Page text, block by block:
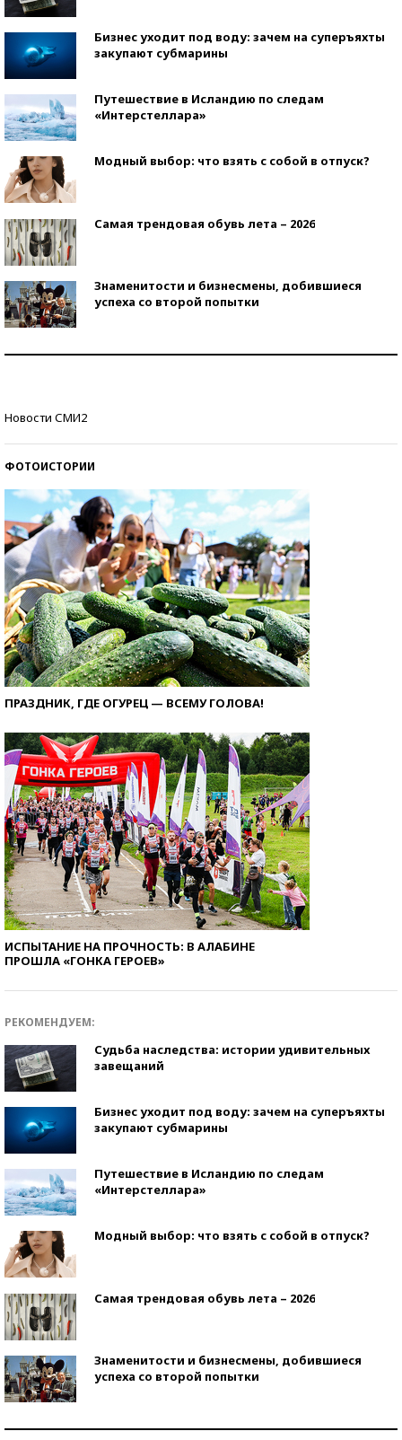
Бизнес уходит под воду: зачем на суперъяхты
закупают субмарины
Путешествие в Исландию по следам
«Интерстеллара»
Модный выбор: что взять с собой в отпуск?
Самая трендовая обувь лета – 2026
Знаменитости и бизнесмены, добившиеся
успеха со второй попытки
Новости СМИ2
ФОТОИСТОРИИ
ПРАЗДНИК, ГДЕ ОГУРЕЦ — ВСЕМУ ГОЛОВА!
ИСПЫТАНИЕ НА ПРОЧНОСТЬ: В АЛАБИНЕ
ПРОШЛА «ГОНКА ГЕРОЕВ»
РЕКОМЕНДУЕМ:
Судьба наследства: истории удивительных
завещаний
Бизнес уходит под воду: зачем на суперъяхты
закупают субмарины
Путешествие в Исландию по следам
«Интерстеллара»
Модный выбор: что взять с собой в отпуск?
Самая трендовая обувь лета – 2026
Знаменитости и бизнесмены, добившиеся
успеха со второй попытки